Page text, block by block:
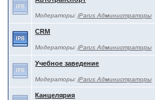
Модераторы:jParus Администраторы
CRM
Модераторы:jParus Администраторы
Учебное заведение
Модераторы:jParus Администраторы
Канцелярия